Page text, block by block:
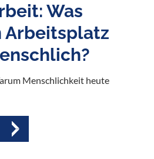
Was
Arbeitsplatz
Menschlichkeit heute